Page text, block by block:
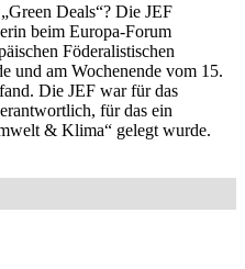
Deals“? Die JEF
beim Europa-Forum
Föderalistischen
und am Wochenende vom 15.
Die JEF war für das
für das ein
& Klima“ gelegt wurde.